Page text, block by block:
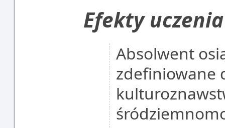
Efekty
Absolwent
zdefiniowane